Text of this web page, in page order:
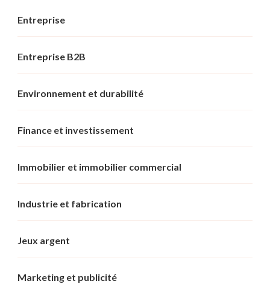
Entreprise
Entreprise B2B
Environnement et durabilité
Finance et investissement
Immobilier et immobilier commercial
Industrie et fabrication
Jeux argent
Marketing et publicité